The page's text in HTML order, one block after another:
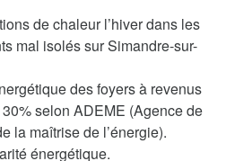
de chaleur l’hiver dans les
mal isolés sur Simandre-sur-
des foyers à revenus
selon ADEME (Agence de
la maîtrise de l’énergie).
énergétique.